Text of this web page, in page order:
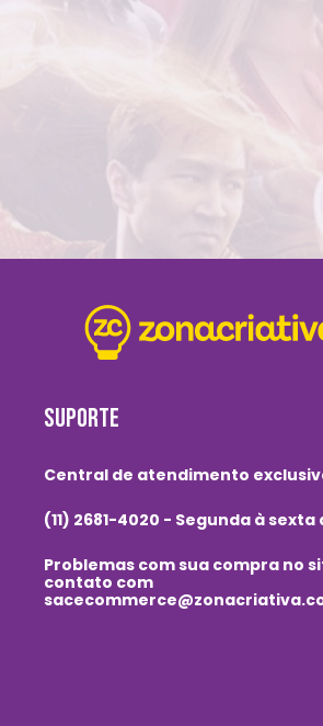
SUPORTE
Central de atendimento
(11) 2681-4020 - Segunda à sexta
Problemas com sua compra no
contato com